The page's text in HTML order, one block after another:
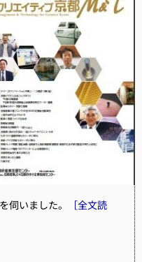
伺いました。
［全文読